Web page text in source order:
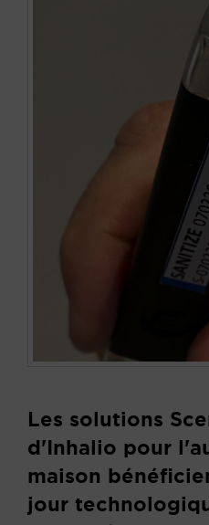
Les solutions
d'Inhalio pour
maison
jour